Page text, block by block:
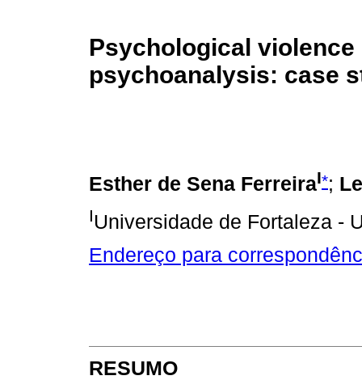
Psychological
psychoanalysis: case
Esther de Sena FerreiraI*;
IUniversidade de Fortaleza -
Endereço para
RESUMO